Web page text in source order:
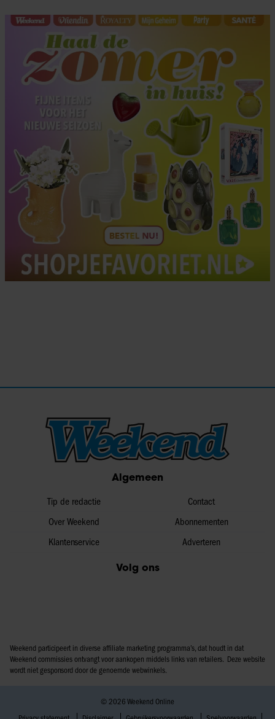
Algemeen
Tip de redactie
Over Weekend
Klantenservice
Contact
Abonnementen
Adverteren
Volg ons
Weekend participeert in diverse affiliate marketing programma’s, dat houdt in dat
Weekend commissies ontvangt voor aankopen middels links van retailers. Deze website
wordt niet gesponsord door de genoemde webwinkels.
© 2026 Weekend Online